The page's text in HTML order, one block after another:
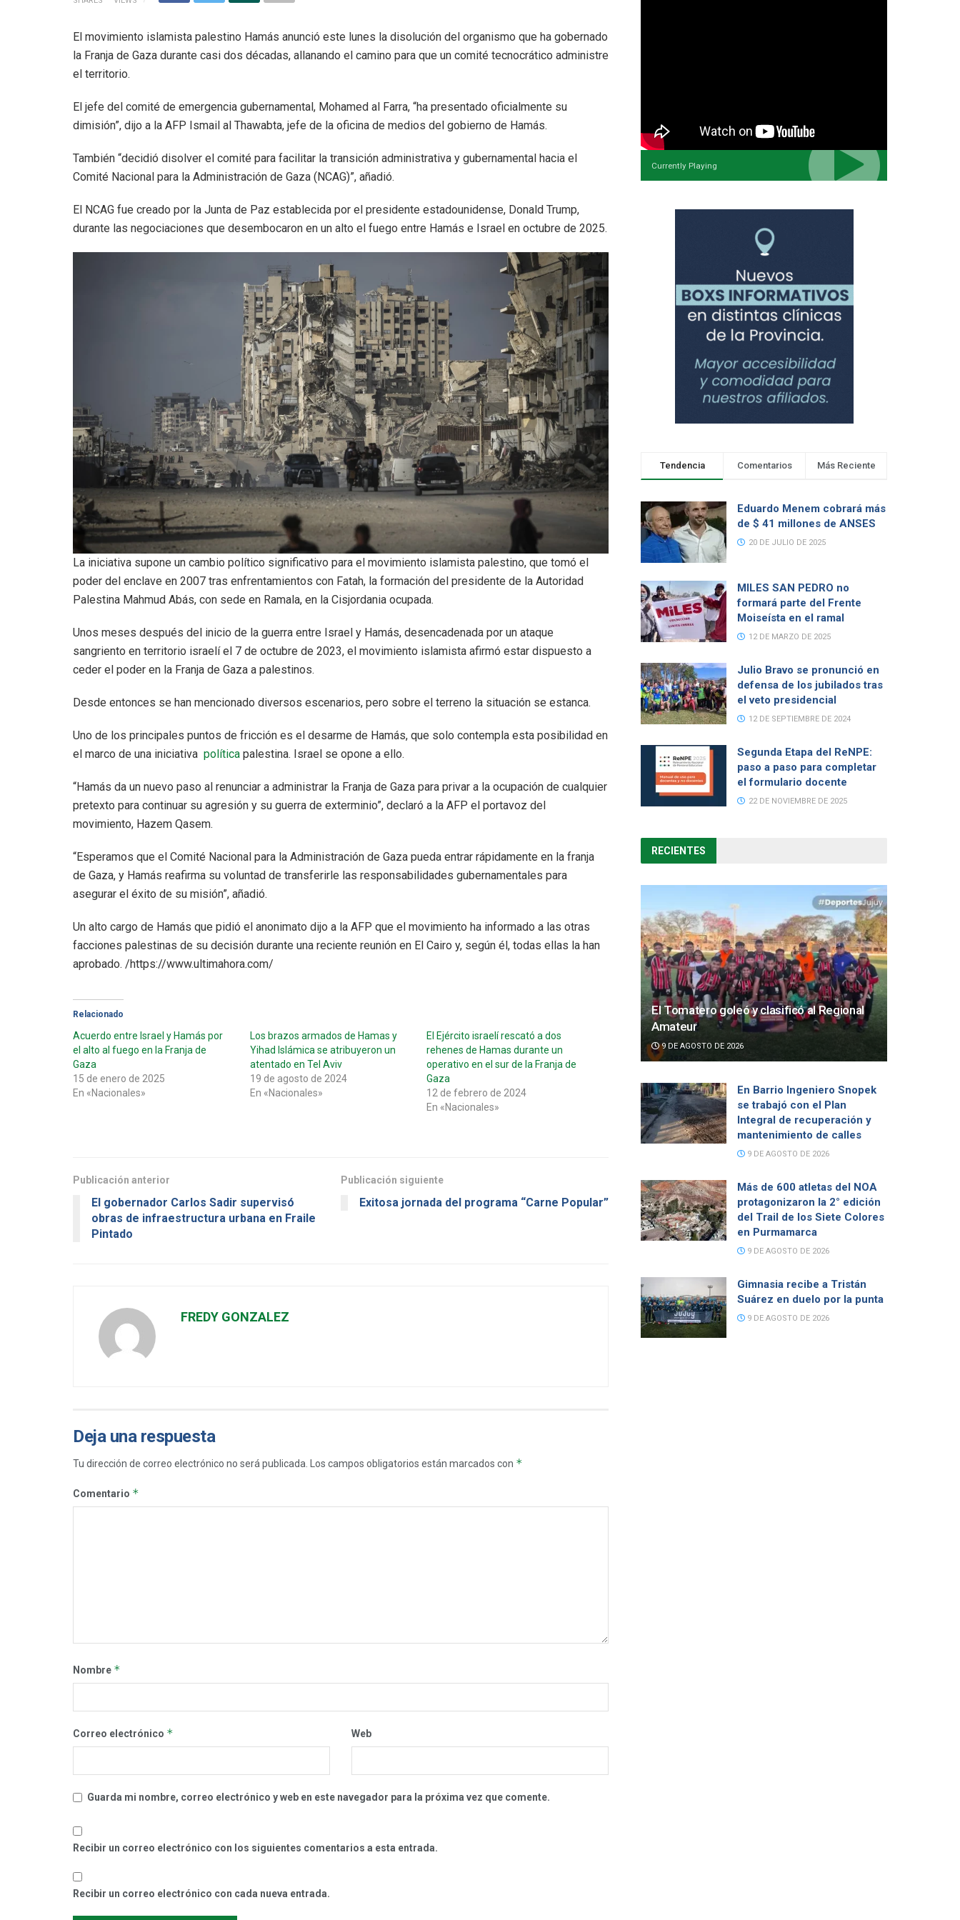
El movimiento islamista palestino Hamás anunció este lunes la disolución del organismo que ha gobernado
la Franja de Gaza durante casi dos décadas, allanando el camino para que un comité tecnocrático administre
el territorio.
El jefe del comité de emergencia gubernamental, Mohamed al Farra, “ha presentado oficialmente su
dimisión”, dijo a la AFP Ismail al Thawabta, jefe de la oficina de medios del gobierno de Hamás.
También “decidió disolver el comité para facilitar la transición administrativa y gubernamental hacia el
Comité Nacional para la Administración de Gaza (NCAG)”, añadió.
El NCAG fue creado por la Junta de Paz establecida por el presidente estadounidense, Donald Trump,
durante las negociaciones que desembocaron en un alto el fuego entre Hamás e Israel en octubre de 2025.
La iniciativa supone un cambio político significativo para el movimiento islamista palestino, que tomó el
poder del enclave en 2007 tras enfrentamientos con Fatah, la formación del presidente de la Autoridad
Palestina Mahmud Abás, con sede en Ramala, en la Cisjordania ocupada.
Unos meses después del inicio de la guerra entre Israel y Hamás, desencadenada por un ataque
sangriento en territorio israelí el 7 de octubre de 2023, el movimiento islamista afirmó estar dispuesto a
ceder el poder en la Franja de Gaza a palestinos.
Desde entonces se han mencionado diversos escenarios, pero sobre el terreno la situación se estanca.
Uno de los principales puntos de fricción es el desarme de Hamás, que solo contempla esta posibilidad en
el marco de una iniciativa política palestina. Israel se opone a ello.
“Hamás da un nuevo paso al renunciar a administrar la Franja de Gaza para privar a la ocupación de cualquier
pretexto para continuar su agresión y su guerra de exterminio”, declaró a la AFP el portavoz del
movimiento, Hazem Qasem.
“Esperamos que el Comité Nacional para la Administración de Gaza pueda entrar rápidamente en la franja
de Gaza, y Hamás reafirma su voluntad de transferirle las responsabilidades gubernamentales para
asegurar el éxito de su misión”, añadió.
Un alto cargo de Hamás que pidió el anonimato dijo a la AFP que el movimiento ha informado a las otras
facciones palestinas de su decisión durante una reciente reunión en El Cairo y, según él, todas ellas la han
aprobado. /https://www.ultimahora.com/
Relacionado
Acuerdo entre Israel y Hamás por
el alto al fuego en la Franja de
Gaza
15 de enero de 2025
En «Nacionales»
Los brazos armados de Hamas y
Yihad Islámica se atribuyeron un
atentado en Tel Aviv
19 de agosto de 2024
En «Nacionales»
El Ejército israelí rescató a dos
rehenes de Hamas durante un
operativo en el sur de la Franja de
Gaza
12 de febrero de 2024
En «Nacionales»
Publicación anterior
El gobernador Carlos Sadir supervisó
obras de infraestructura urbana en Fraile
Pintado
Publicación siguiente
Exitosa jornada del programa “Carne Popular”
FREDY GONZALEZ
Deja una respuesta
Tu dirección de correo electrónico no será publicada. Los campos obligatorios están marcados con *
Comentario *
Nombre *
Correo electrónico * Web
Guarda mi nombre, correo electrónico y web en este navegador para la próxima vez que comente.
Recibir un correo electrónico con los siguientes comentarios a esta entrada.
Recibir un correo electrónico con cada nueva entrada.
Currently Playing
Tendencia Comentarios Más Reciente
Eduardo Menem cobrará más
de $ 41 millones de ANSES
20 DE JULIO DE 2025
MILES SAN PEDRO no
formará parte del Frente
Moiseísta en el ramal
12 DE MARZO DE 2025
Julio Bravo se pronunció en
defensa de los jubilados tras
el veto presidencial
12 DE SEPTIEMBRE DE 2024
Segunda Etapa del ReNPE:
paso a paso para completar
el formulario docente
22 DE NOVIEMBRE DE 2025
RECIENTES
El Tomatero goleó y clasificó al Regional
Amateur
9 DE AGOSTO DE 2026
En Barrio Ingeniero Snopek
se trabajó con el Plan
Integral de recuperación y
mantenimiento de calles
9 DE AGOSTO DE 2026
Más de 600 atletas del NOA
protagonizaron la 2° edición
del Trail de los Siete Colores
en Purmamarca
9 DE AGOSTO DE 2026
Gimnasia recibe a Tristán
Suárez en duelo por la punta
9 DE AGOSTO DE 2026